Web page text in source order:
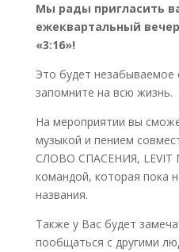
Мы рады пригласить
ежеквартальный
«3:16»!
Это будет
запомните на всю жизнь.
На мероприятии вы
музыкой и пением
СЛОВО СПАСЕНИЯ, LEVIT
командой, которая пока
названия.
Также у Вас будет
пообщаться с другими